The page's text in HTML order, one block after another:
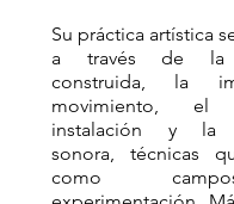
Su práctica artística
a través de la
construida, la
movimiento,
instalación y la
sonora, técnicas
como